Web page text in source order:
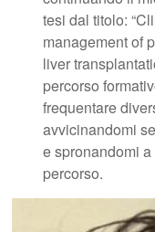
tesi dal titolo:
management of
liver
percorso
frequentare
avvicinandomi
e spronandomi
percorso.